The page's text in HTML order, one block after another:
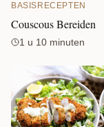
BASISRECEPTEN
Couscous Bereiden
1 u 10 minuten